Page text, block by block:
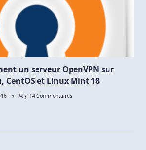
Et
Linux
Mint
17
:
La
Dernière
Version
D’OpenVPN
un serveur OpenVPN sur
CentOS et Linux Mint 18
14 CommentairesSur
OpenVPN